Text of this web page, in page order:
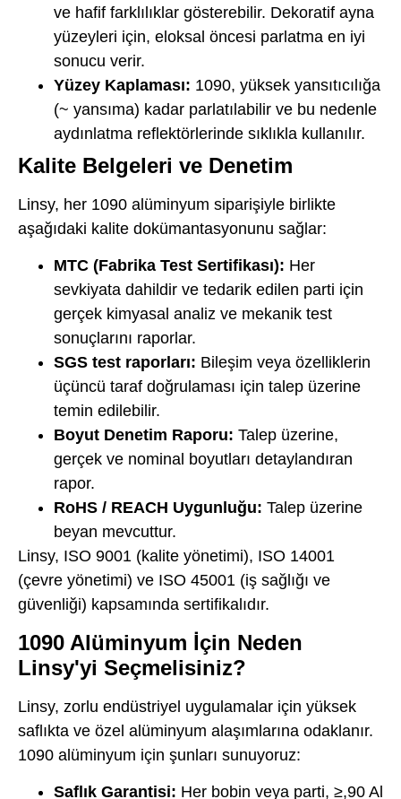
ve hafif farklılıklar gösterebilir. Dekoratif ayna
yüzeyleri için, eloksal öncesi parlatma en iyi
sonucu verir.
Yüzey Kaplaması: 1090, yüksek yansıtıcılığa
(~ yansıma) kadar parlatılabilir ve bu nedenle
aydınlatma reflektörlerinde sıklıkla kullanılır.
Kalite Belgeleri ve Denetim
Linsy, her 1090 alüminyum siparişiyle birlikte
aşağıdaki kalite dokümantasyonunu sağlar:
MTC (Fabrika Test Sertifikası): Her
sevkiyata dahildir ve tedarik edilen parti için
gerçek kimyasal analiz ve mekanik test
sonuçlarını raporlar.
SGS test raporları: Bileşim veya özelliklerin
üçüncü taraf doğrulaması için talep üzerine
temin edilebilir.
Boyut Denetim Raporu: Talep üzerine,
gerçek ve nominal boyutları detaylandıran
rapor.
RoHS / REACH Uygunluğu: Talep üzerine
beyan mevcuttur.
Linsy, ISO 9001 (kalite yönetimi), ISO 14001
(çevre yönetimi) ve ISO 45001 (iş sağlığı ve
güvenliği) kapsamında sertifikalıdır.
1090 Alüminyum İçin Neden
Linsy'yi Seçmelisiniz?
Linsy, zorlu endüstriyel uygulamalar için yüksek
saflıkta ve özel alüminyum alaşımlarına odaklanır.
1090 alüminyum için şunları sunuyoruz:
Saflık Garantisi: Her bobin veya parti, ≥,90 Al